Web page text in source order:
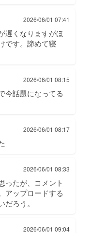
2026/06/01 07:41
遅くなりますがほ
です。諦めて寝
2026/06/01 08:15
今話題になってる
2026/06/01 08:17
2026/06/01 08:33
ったが、コメント
アップロードする
ろう。
2026/06/01 09:04